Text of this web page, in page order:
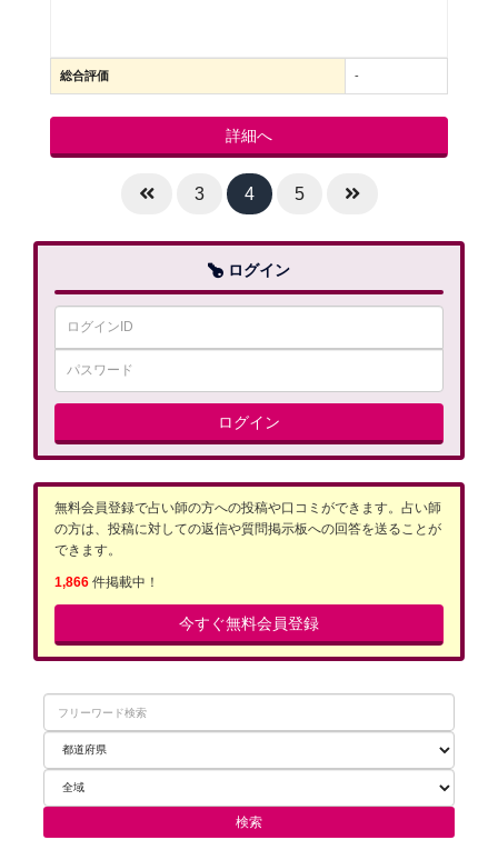
総合評価 -
詳細へ
3 4 5
ログイン
ログイン
無料会員登録で占い師の方への投稿や口コミができます。占い師
の方は、投稿に対しての返信や質問掲示板への回答を送ることが
できます。
1,866 件掲載中！
今すぐ無料会員登録